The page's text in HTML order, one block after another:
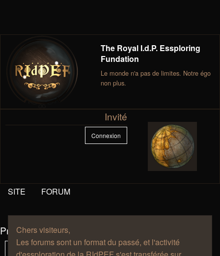
The Royal I.d.P. Essploring
Fundation
Le monde n'a pas de limites. Notre égo
non plus.
Invité
Connexion
SITE FORUM
Chers visiteurs,
Les forums sont un format du passé, et l'activité
Présentations et avancée des essplorateurs
Verrouillé 235 sujets